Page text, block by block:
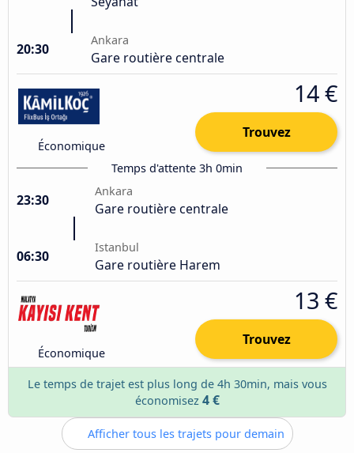
20:30
Ankara
Gare routière centrale
Économique
14 €
Trouvez
Temps d'attente 3h 0min
23:30
Ankara
Gare routière centrale
06:30
Istanbul
Gare routière Harem
Économique
13 €
Trouvez
Le temps de trajet est plus long de 4h 30min, mais vous
économisez 4 €
Afficher tous les trajets pour demain